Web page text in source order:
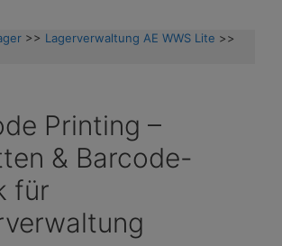
>> Lagerverwaltung AE WWS Lite >>
Printing –
& Barcode-
für